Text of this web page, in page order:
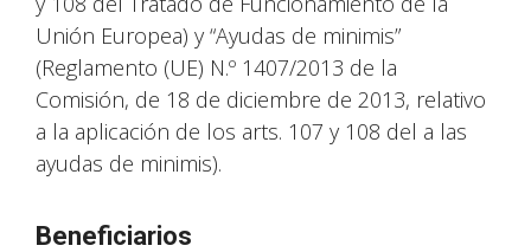
Unión Europea) y “Ayudas de minimis”
(Reglamento (UE) N.º 1407/2013 de la
Comisión, de 18 de diciembre de 2013, relativo
a la aplicación de los arts. 107 y 108 del a las
ayudas de minimis).
Beneficiarios